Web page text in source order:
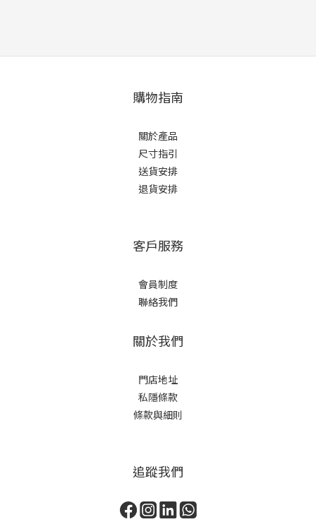
購物指南
關於產品
尺寸指引
送貨安排
退貨安排
客戶服務
會員制度
聯絡我們
關於我們
門店地址
私隱條款
條款與細則
追蹤我們